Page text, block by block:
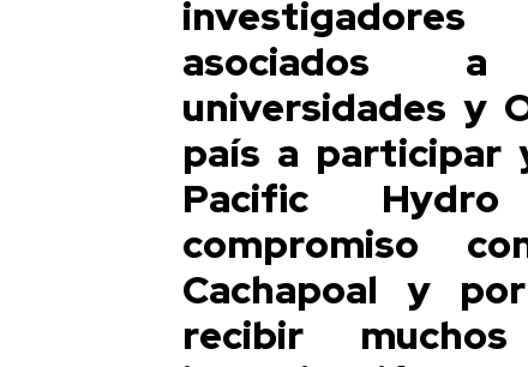
investigadores
asociados a
universidades y
país a participar
Pacific
compromiso
Cachapoal y
recibir